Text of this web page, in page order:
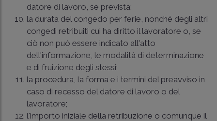
datore di lavoro, se prevista;
la durata del congedo per ferie, nonché degli altri
congedi retribuiti cui ha diritto il lavoratore o, se
ciò non può essere indicato all'atto
dell'informazione, le modalità di determinazione
e di fruizione degli stessi;
la procedura, la forma e i termini del preavviso in
caso di recesso del datore di lavoro o del
lavoratore;
l'importo iniziale della retribuzione o comunque il